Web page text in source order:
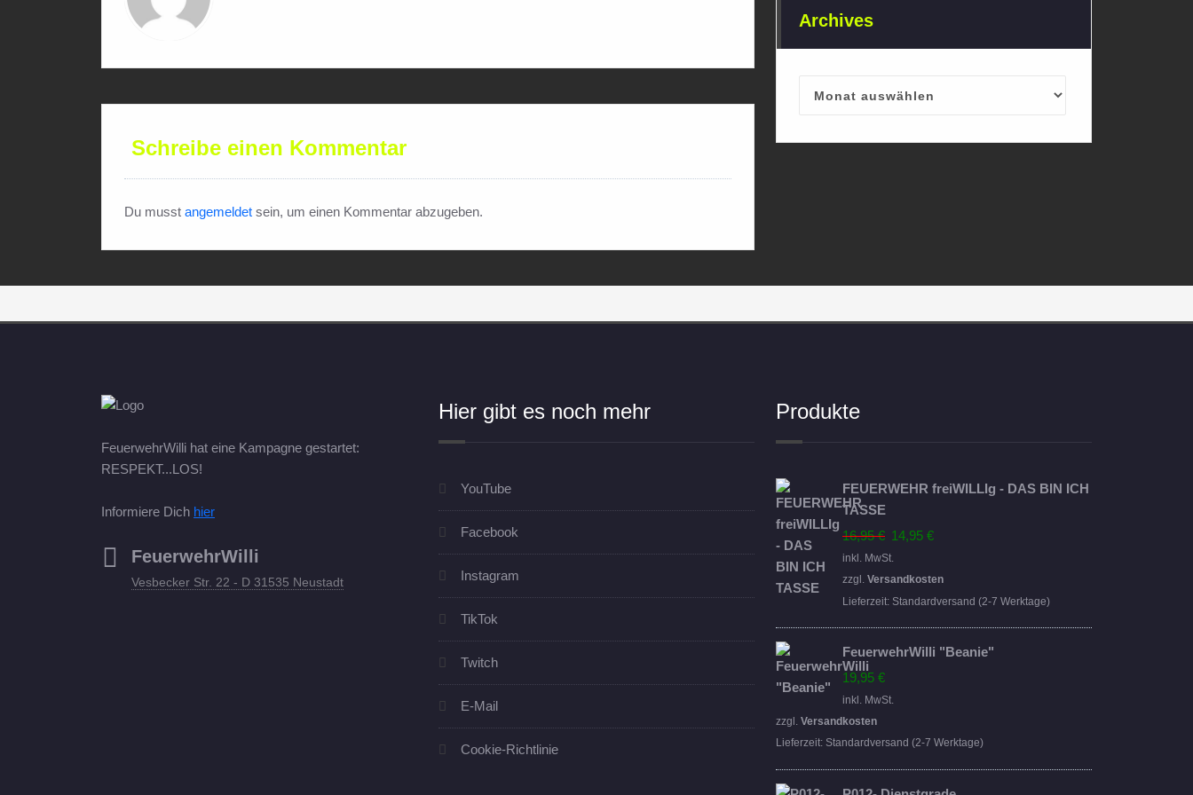
Schreibe einen Kommentar
Du musst angemeldet sein, um einen Kommentar abzugeben.
Archives
FeuerwehrWilli hat eine Kampagne gestartet:
RESPEKT...LOS!
Informiere Dich hier
FeuerwehrWilli
Vesbecker Str. 22 - D 31535 Neustadt
Hier gibt es noch mehr
YouTube
Facebook
Instagram
TikTok
Twitch
E-Mail
Cookie-Richtlinie
Produkte
FEUERWEHR freiWILLIg - DAS BIN ICH
TASSE
16,95€ Ursprünglicher
Preis
war:
16,95 €
14,95 €
ist:
14,95 €.
inkl. MwSt.
zzgl. Versandkosten
Lieferzeit: Standardversand (2-7 Werktage)
FeuerwehrWilli "Beanie"
19,95 €
inkl. MwSt.
zzgl. Versandkosten
Lieferzeit: Standardversand (2-7 Werktage)